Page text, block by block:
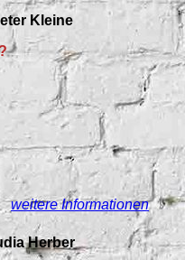
Kleine
weitere Informationen
Herber